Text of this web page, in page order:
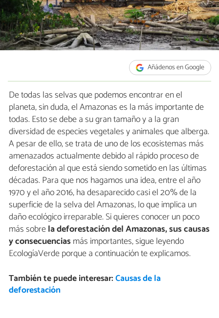
Añádenos en Google
De todas las selvas que podemos encontrar en el
planeta, sin duda, el Amazonas es la más importante de
todas. Esto se debe a su gran tamaño y a la gran
diversidad de especies vegetales y animales que alberga.
A pesar de ello, se trata de uno de los ecosistemas más
amenazados actualmente debido al rápido proceso de
deforestación al que está siendo sometido en las últimas
décadas. Para que nos hagamos una idea, entre el año
1970 y el año 2016, ha desaparecido casi el 20% de la
superficie de la selva del Amazonas, lo que implica un
daño ecológico irreparable. Si quieres conocer un poco
más sobrela deforestación del Amazonas, sus causas
y consecuencias más importantes, sigue leyendo
EcologíaVerde porque a continuación te explicamos.
También te puede interesar:Causas de la
deforestación